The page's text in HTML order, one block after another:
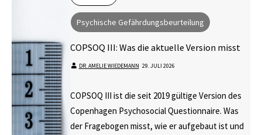
Psychische Gefährdungsbeurteilung
COPSOQ III: Was die aktuelle Version misst
DR. AMELIE WIEDEMANN⋅ 29. JULI 2026
COPSOQ III ist die seit 2019 gültige Version des
Copenhagen Psychosocial Questionnaire. Was
der Fragebogen misst, wie er aufgebaut ist und